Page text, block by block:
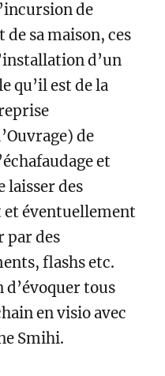
de
sa maison, ces
d’un
qu’il est de la
de
et
laisser des
et éventuellement
par des
flashs etc.
d’évoquer tous
en visio avec
Smihi.